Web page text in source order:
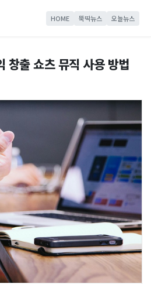
HOME 뚝딱뉴스 오늘뉴스
창출 쇼츠 뮤직 사용 방법